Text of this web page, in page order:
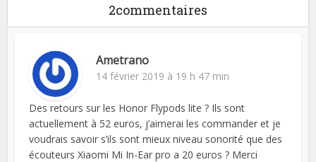
2commentaires
Ametrano
14 février 2019 à 19 h 47 min
Des retours sur les Honor Flypods lite ? Ils sont
actuellement à 52 euros, j’aimerai les commander et je
voudrais savoir s’ils sont mieux niveau sonorité que des
écouteurs Xiaomi Mi In-Ear pro a 20 euros ? Merci